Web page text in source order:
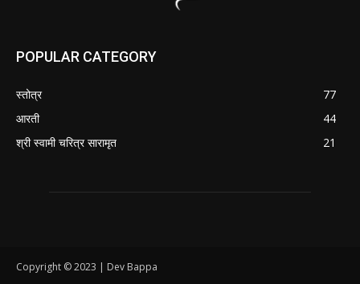
POPULAR CATEGORY
स्तोत्र
77
आरती
44
श्री स्वामी चरित्र सारामृत
21
Copyright © 2023 | Dev Bappa